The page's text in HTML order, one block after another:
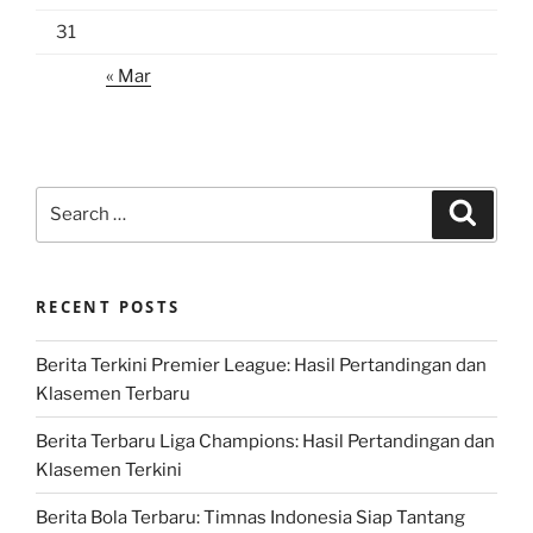
31
« Mar
RECENT POSTS
Berita Terkini Premier League: Hasil Pertandingan dan
Klasemen Terbaru
Berita Terbaru Liga Champions: Hasil Pertandingan dan
Klasemen Terkini
Berita Bola Terbaru: Timnas Indonesia Siap Tantang